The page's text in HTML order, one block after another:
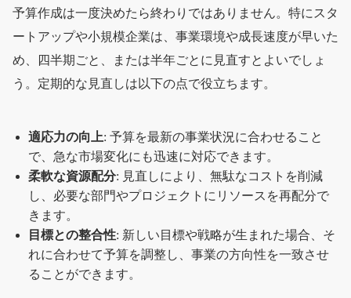
予算作成は一度決めたら終わりではありません。特にスタ
ートアップや小規模企業は、事業環境や成長速度が早いた
め、四半期ごと、または半年ごとに見直すとよいでしょ
う。定期的な見直しは以下の点で役立ちます。
適応力の向上: 予算を最新の事業状況に合わせること
で、急な市場変化にも迅速に対応できます。
柔軟な資源配分: 見直しにより、無駄なコストを削減
し、必要な部門やプロジェクトにリソースを再配分で
きます。
目標との整合性: 新しい目標や戦略が生まれた場合、そ
れに合わせて予算を調整し、事業の方向性を一致させ
ることができます。